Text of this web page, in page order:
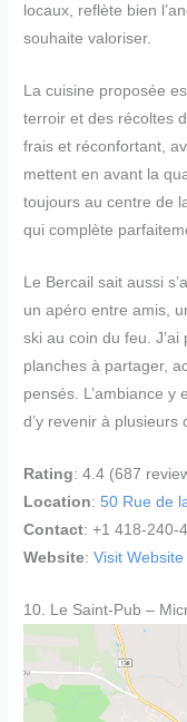
locaux, reflète bien
souhaite valoriser.
La cuisine proposée
terroir et des récoltes
frais et réconfortant,
mettent en avant la
toujours au centre de
qui complète
Le Bercail sait aussi
un apéro entre amis,
ski au coin du feu.
planches à partager,
pensés. L’ambiance y
d’y revenir à plusieurs
Rating: 4.4 (687
Location:50 Rue de
Contact: +1 418-240-
Website:Visit Website
10. Le Saint-Pub –